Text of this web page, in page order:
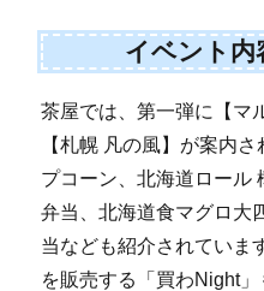
イベント内
茶屋では、第一弾に【マ
【札幌 凡の風】が案内
プコーン、北海道ロール
弁当、北海道食マグロ大
当なども紹介されていま
を販売する「買わNight」